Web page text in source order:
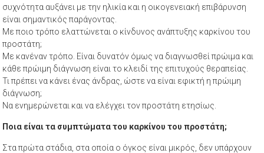
συχνότητα αυξάνει με την ηλικία και η οικογενειακή επιβάρυνση
είναι σημαντικός παράγοντας.
Με ποιο τρόπο ελαττώνεται ο κίνδυνος ανάπτυξης καρκίνου του
προστάτη;
Με κανέναν τρόπο. Είναι δυνατόν όμως να διαγνωσθεί πρώιμα και
κάθε πρώιμη διάγνωση είναι το κλειδί της επιτυχούς θεραπείας.
Τι πρέπει να κάνει ένας άνδρας, ώστε να είναι εφικτή η πρώιμη
διάγνωση;
Να ενημερώνεται και να ελέγχει τον προστάτη ετησίως.
Ποια είναι τα συμπτώματα του καρκίνου του προστάτη;
Στα πρώτα στάδια, στα οποία ο όγκος είναι μικρός, δεν υπάρχουν